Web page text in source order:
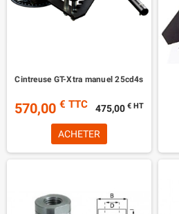
Cintreuse GT-Xtra manuel 25cd4s
570,00 € TTC 475,00 € HT
ACHETER